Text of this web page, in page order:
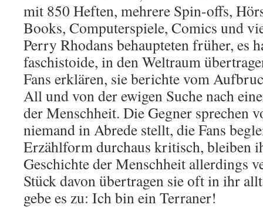
mit 850 Heften, mehrere Spin-offs,
Books, Computerspiele, Comics und
Perry Rhodans behaupteten früher, es
faschistoide, in den Weltraum
Fans erklären, sie berichte vom
All und von der ewigen Suche nach
der Menschheit. Die Gegner sprechen
niemand in Abrede stellt, die Fans
Erzählform durchaus kritisch, bleiben
Geschichte der Menschheit allerdings
Stück davon übertragen sie oft in ihr
gebe es zu: Ich bin ein Terraner!